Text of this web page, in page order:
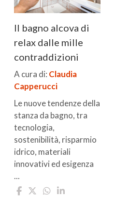
Il bagno alcova di
relax dalle mille
contraddizioni
A cura di: Claudia
Capperucci
Le nuove tendenze della
stanza da bagno, tra
tecnologia,
sostenibilità, risparmio
idrico, materiali
innovativi ed esigenza
...